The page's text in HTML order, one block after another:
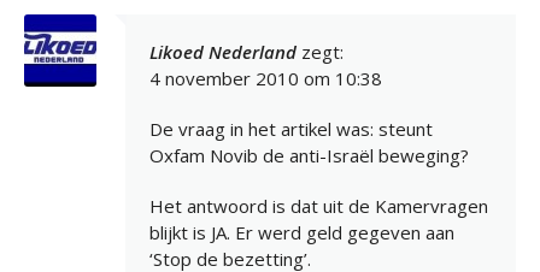
Likoed Nederland zegt:
4 november 2010 om 10:38
De vraag in het artikel was: steunt
Oxfam Novib de anti-Israël beweging?
Het antwoord is dat uit de Kamervragen
blijkt is JA. Er werd geld gegeven aan
‘Stop de bezetting’.